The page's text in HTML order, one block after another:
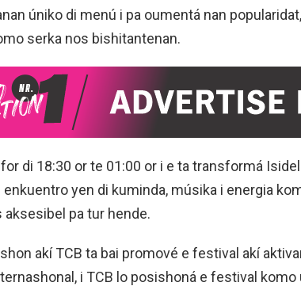
úniko di menú i pa oumentá nan
serka nos bishitantenan.
di 18:30 or te 01:00 or i e ta transformá
yen di kuminda, músika i energia
aksesibel pa tur hende.
akí TCB ta bai promové e festival akí
i TCB lo posishoná e festival komo